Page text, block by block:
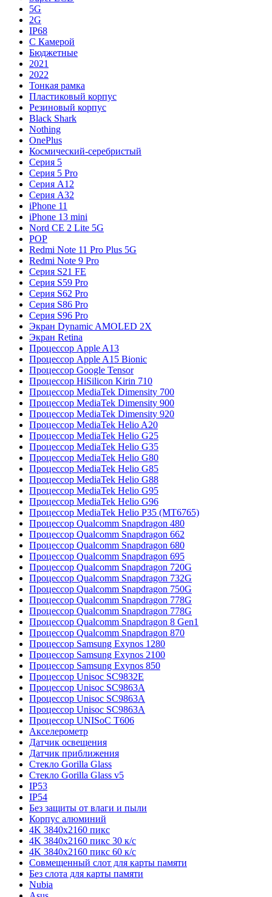
5G
2G
IP68
С Камерой
Бюджетные
2021
2022
Тонкая рамка
Пластиковый корпус
Резиновый корпус
Black Shark
Nothing
OnePlus
Космический-серебристый
Серия 5
Серия 5 Pro
Серия A12
Серия A32
iPhone 11
iPhone 13 mini
Nord CE 2 Lite 5G
POP
Redmi Note 11 Pro Plus 5G
Redmi Note 9 Pro
Серия S21 FE
Серия S59 Pro
Серия S62 Pro
Серия S86 Pro
Серия S96 Pro
Экран Dynamic AMOLED 2X
Экран Retina
Процессор Apple A13
Процессор Apple A15 Bionic
Процессор Google Tensor
Процессор HiSilicon Kirin 710
Процессор MediaTek Dimensity 700
Процессор MediaTek Dimensity 900
Процессор MediaTek Dimensity 920
Процессор MediaTek Helio A20
Процессор MediaTek Helio G25
Процессор MediaTek Helio G35
Процессор MediaTek Helio G80
Процессор MediaTek Helio G85
Процессор MediaTek Helio G88
Процессор MediaTek Helio G95
Процессор MediaTek Helio G96
Процессор MediaTek Helio P35 (MT6765)
Процессор Qualcomm Snapdragon 480
Процессор Qualcomm Snapdragon 662
Процессор Qualcomm Snapdragon 680
Процессор Qualcomm Snapdragon 695
Процессор Qualcomm Snapdragon 720G
Процессор Qualcomm Snapdragon 732G
Процессор Qualcomm Snapdragon 750G
Процессор Qualcomm Snapdragon 778G
Процессор Qualcomm Snapdragon 778G
Процессор Qualcomm Snapdragon 8 Gen1
Процессор Qualcomm Snapdragon 870
Процессор Samsung Exynos 1280
Процессор Samsung Exynos 2100
Процессор Samsung Exynos 850
Процессор Unisoc SC9832E
Процессор Unisoc SC9863A
Процессор Unisoc SC9863A
Процессор Unisoc SC9863A
Процессор UNISoC T606
Акселерометр
Датчик освещения
Датчик приближения
Стекло Gorilla Glass
Стекло Gorilla Glass v5
IP53
IP54
Без защиты от влаги и пыли
Корпус алюминий
4K 3840x2160 пикс
4K 3840x2160 пикс 30 к/с
4K 3840x2160 пикс 60 к/с
Совмещенный слот для карты памяти
Без слота для карты памяти
Nubia